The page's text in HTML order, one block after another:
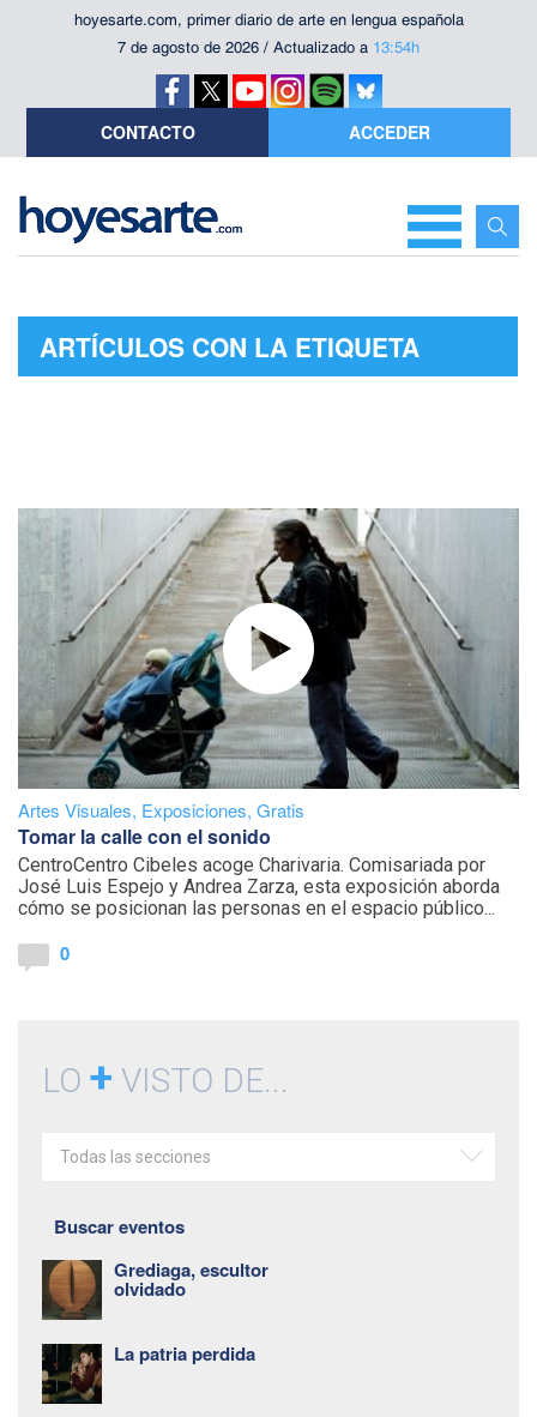
hoyesarte.com, primer diario de arte en lengua española
7 de agosto de 2026 / Actualizado a 13:54h
CONTACTO ACCEDER
ARTÍCULOS CON LA ETIQUETA
Artes Visuales, Exposiciones, Gratis
Tomar la calle con el sonido
CentroCentro Cibeles acoge Charivaria. Comisariada por
José Luis Espejo y Andrea Zarza, esta exposición aborda
cómo se posicionan las personas en el espacio público...
0
LO + VISTO DE...
Todas las secciones
Buscar eventos
Grediaga, escultor
olvidado
La patria perdida